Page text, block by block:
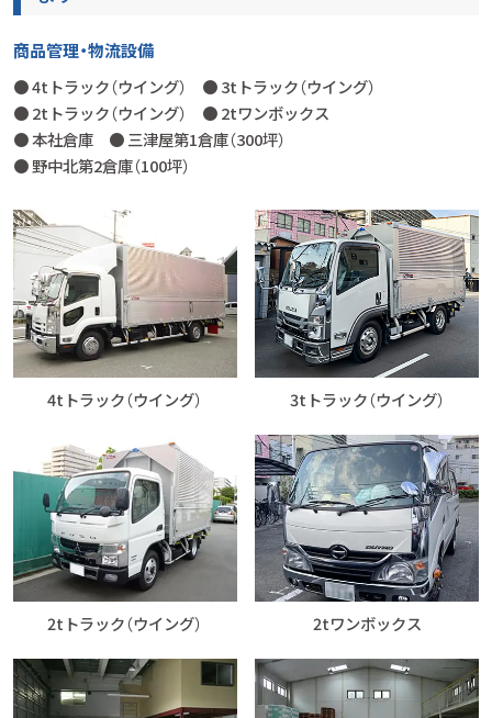
商品管理・物流設備
● 4tトラック（ウイング） ● 3tトラック（ウイング）
● 2tトラック（ウイング） ● 2tワンボックス
● 本社倉庫 ● 三津屋第1倉庫（300坪）
● 野中北第2倉庫（100坪）
4tトラック（ウイング） 3tトラック（ウイング）
2tトラック（ウイング） 2tワンボックス